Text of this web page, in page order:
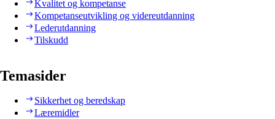
Kvalitet og kompetanse
Kompetanseutvikling og videreutdanning
Lederutdanning
Tilskudd
Temasider
Sikkerhet og beredskap
Læremidler